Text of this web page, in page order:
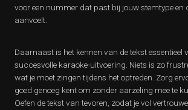
voor een nummer dat past bij jouw stemtype en
aanvoelt.
Daarnaast is het kennen van de tekst essentieel
succesvolle karaoke-uitvoering. Niets is zo
wat je moet zingen tijdens het optreden. Zorg
goed genoeg kent om zonder aarzeling mee te
Oefen de tekst van tevoren, zodat je vol